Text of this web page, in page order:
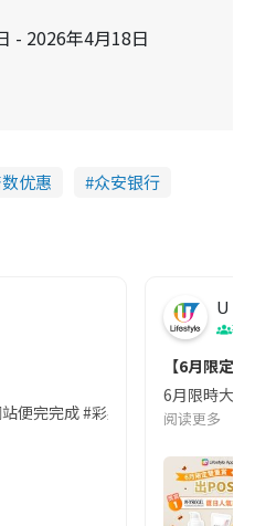
- 2026年4月18日
优惠 众安银行
便完完成 #彩星中心
U
著
【6月限定
6月限時大
阅读更多